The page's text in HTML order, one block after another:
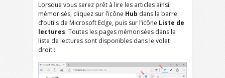
Lorsque vous serez prêt à lire les articles ainsi
mémorisés, cliquez sur l’icône Hub dans la barre
d’outils de Microsoft Edge, puis sur l’icône Liste de
lectures. Toutes les pages mémorisées dans la
liste de lectures sont disponibles dans le volet
droit :